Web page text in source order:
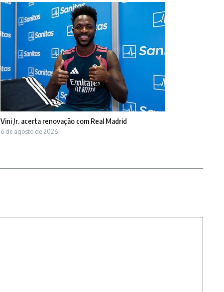
Vini Jr. acerta renovação com Real Madrid
6 de agosto de 2026